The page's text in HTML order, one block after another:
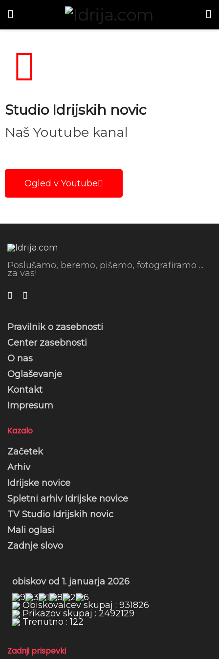
Studio Idrijskih novic
Naš Youtube kanal
Ogled v Youtube
Poslušamo, beremo, pišemo, fotografiramo ...
za vas!
Pravilnik o zasebnosti
Center zasebnosti
O nas
Oglaševanje
Kontakt
Impresum
Kazalo
Začetek
Arhiv
Idrijske novice
Spletni arhiv Idrijske novice
TV Studio Idrijskih novic
Mali oglasi
Zadnje slovo
obiskov od 1. januarja 2026
Obiskovalcev skupaj : 931826
Prikazov skupaj : 2492129
Trenutno : 122
Zadnji prispevki